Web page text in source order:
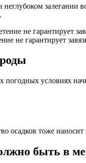
неглубоком залегании
не гарантирует
погодных условиях
осадков тоже
быть в